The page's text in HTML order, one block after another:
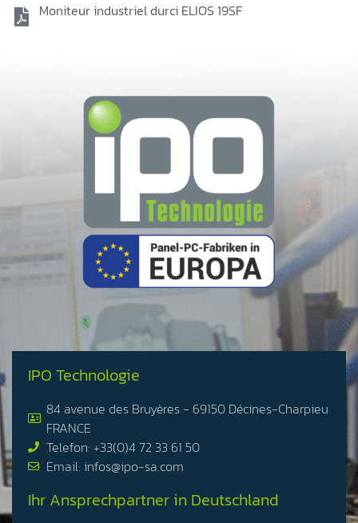
Moniteur industriel durci ELIOS 19SF
IPO Technologie
84 avenue des Bruyères - 69150 Décines-Charpieu
FRANCE
Telefon: +33(0)4 72 33 61 50
Email: infos@ipo-sa.com
Ihr Ansprechpartner in Deutschland